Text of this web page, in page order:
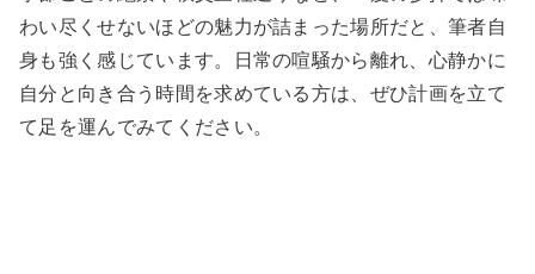
わい尽くせないほどの魅力が詰まった場所だと、筆者自
身も強く感じています。日常の喧騒から離れ、心静かに
自分と向き合う時間を求めている方は、ぜひ計画を立て
て足を運んでみてください。